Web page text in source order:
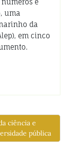
uma
da
em cinco
ciência e
pública